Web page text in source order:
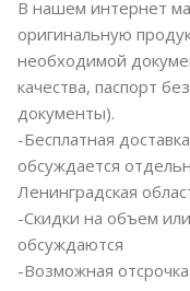
В нашем интернет
оригинальную
необходимой
качества, паспорт
документы).
-Бесплатная
обсуждается
Ленинградская
-Скидки на объем
обсуждаются
-Возможная